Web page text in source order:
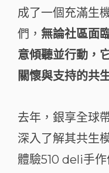
成了一個充滿生
們， 無論社區面
意傾聽並行動，
關懷與支持的共
去年，銀享全球
深入了解其共生
體驗510 deli手